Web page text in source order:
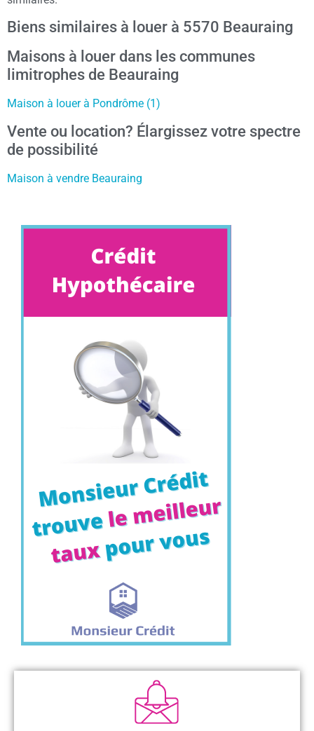
Biens similaires à louer à 5570 Beauraing
Maisons à louer dans les communes
limitrophes de Beauraing
Maison à louer à Pondrôme (1)
Vente ou location? Élargissez votre spectre
de possibilité
Maison à vendre Beauraing